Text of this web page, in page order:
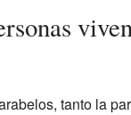
tanto la